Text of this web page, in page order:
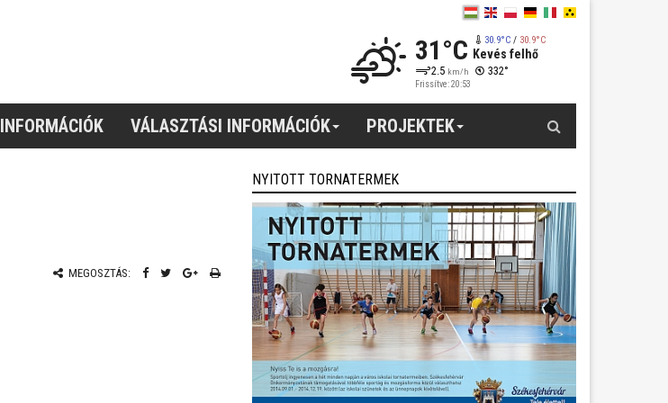
31°C 30.9°C/ 30.9°C
Kevés felhő
2.5 km/h 332°
Frissítve: 20:53
INFORMÁCIÓK VÁLASZTÁSI INFORMÁCIÓK PROJEKTEK
MEGOSZTÁS:
NYITOTT TORNATERMEK